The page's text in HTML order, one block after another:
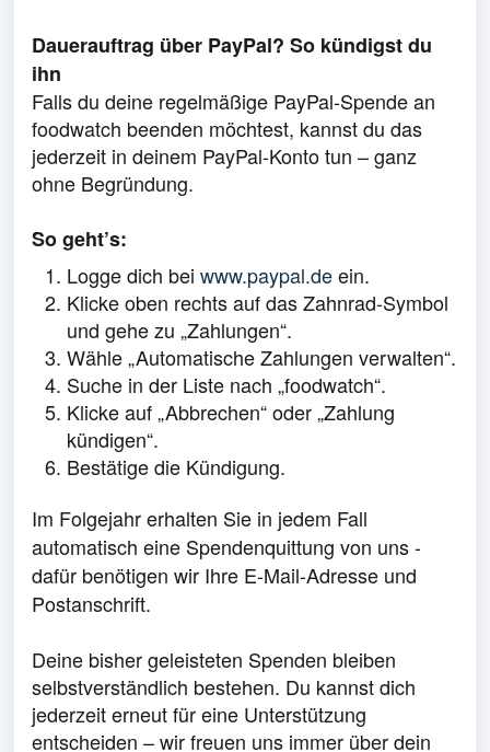
Dauerauftrag über PayPal? So kündigst du
ihn
Falls du deine regelmäßige PayPal-Spende an
foodwatch beenden möchtest, kannst du das
jederzeit in deinem PayPal-Konto tun – ganz
ohne Begründung.
So geht’s:
Logge dich bei www.paypal.deein.
Klicke oben rechts auf das Zahnrad-Symbol
und gehe zu „Zahlungen“.
Wähle „Automatische Zahlungen verwalten“.
Suche in der Liste nach „foodwatch“.
Klicke auf „Abbrechen“ oder „Zahlung
kündigen“.
Bestätige die Kündigung.
Im Folgejahr erhalten Sie in jedem Fall
automatisch eine Spendenquittung von uns -
dafür benötigen wir Ihre E-Mail-Adresse und
Postanschrift.
Deine bisher geleisteten Spenden bleiben
selbstverständlich bestehen. Du kannst dich
jederzeit erneut für eine Unterstützung
entscheiden – wir freuen uns immer über dein